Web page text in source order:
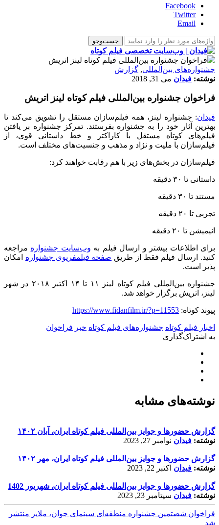
Facebook
Twitter
Email
‌‌جشنواره‌های بین‌المللی, گزارش
نوشته: فیدان می 31, 2018
فراخوان جشنواره بین‌المللی فیلم کوتاه لینز اتریش
فیدان: جشنواره لینز، همه فیلمسازان مستقل را تشویق می‌کند تا
بهترین آثار خود را به جشنواره بفرستند. تمرکز جشنواره بر یافتن
فیلم‌های کوتاه مستقل با کاراکتر و خط داستانی قوی، از
فیلمسازان با ملیت و نژاد و مذهب و جنسیتهای مختلف است.
فیلمسازان در بخش‌های زیر با هم رقابت خواهند کرد:
داستانی تا ۳۰ دقیقه
مستند تا ۳۰ دقیقه
تجربی تا ۲۰ دقیقه
انیمیشن تا ۲۰ دقیقه
برای اطلاعات بیشتر و ارسال فیلم به وب‌سایت جشنواره مراجعه
کنید. ارسال فیلم فقط از طریق صفحه فیلمفریوی جشنواره امکان
پذیر است.
جشنواره بین‌المللی فیلم کوتاه لینز ۱۱ تا ۱۴ اکتبر ۲۰۱۸ در شهر
لینز، اتریش برگزار خواهد شد.
پیوند کوتاه: https://www.fidanfilm.ir/?p=11553
اخبار فیلم کوتاه جشنواره‌های فیلم کوتاه خبر فراخوان
به اشتراک‌گذاری
نوشته‌های مشابه
گزارش حضورها و جوایز بین‌المللی فیلم کوتاه ایران، آبان ۱۴۰۲
نوشته: فیدان نوامبر 27, 2023
گزارش حضورها و جوایز بین‌المللی فیلم کوتاه ایران، مهر ۱۴۰۲
نوشته: فیدان اکتبر 22, 2023
گزارش حضورها و جوایز بین‌المللی فیلم کوتاه ایران، شهریور 1402
نوشته: فیدان سپتامبر 23, 2023
فراخوان شصتمین جشنواره منطقه‌ای سینمای جوان، ملایر منتشر
شد